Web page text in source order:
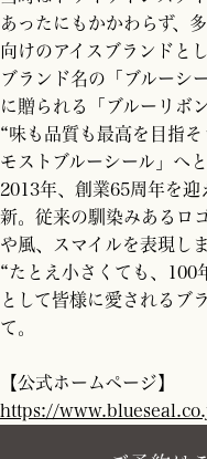
あったにもかかわらず、
向けのアイスブランドと
ブランド名の「ブルーシ
に贈られる「ブルーリボ
“味も品質も最高を目指
モストブルーシール」へ
2013年、創業65周年を迎
新。従来の馴染みあるロ
や風、スマイルを表現し
“たとえ小さくても、100
として皆様に愛されるブ
て。
【公式ホームページ】
https://